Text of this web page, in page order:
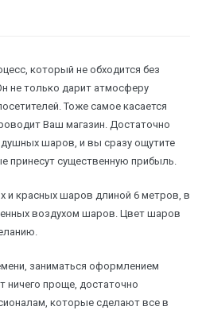
который не обходится без
не только дарит атмосферу
Тоже самое касается
Ваш магазин. Достаточно
шаров, и вы сразу ощутите
принесут существенную прибыль.
и красных шаров длиной 6 метров, в
воздухом шаров. Цвет шаров
заниматься оформлением
ничего проще, достаточно
которые сделают все в